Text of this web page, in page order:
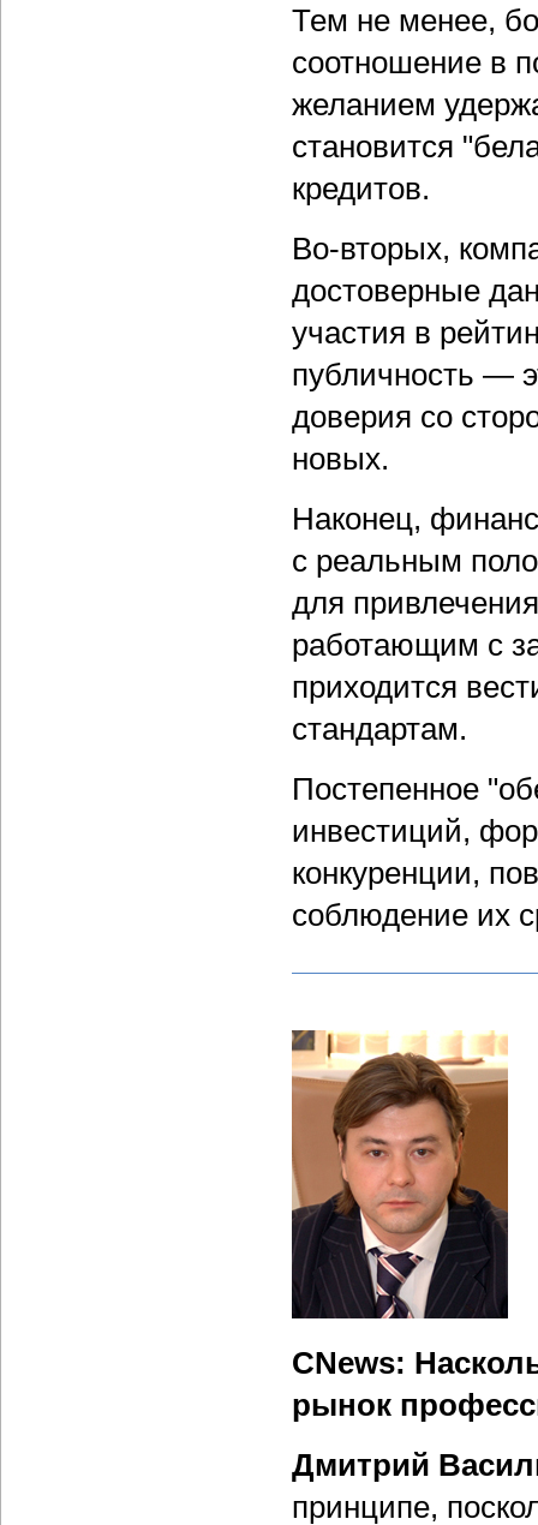
Тем не менее,
соотношение в
желанием
становится
кредитов.
Во-вторых,
достоверные
участия в
публичность —
доверия со
новых.
Наконец,
с реальным
для
работающим с
приходится
стандартам.
Постепенное
инвестиций,
конкуренции,
соблюдение их
CNews:
рынок
Дмитрий
принципе,